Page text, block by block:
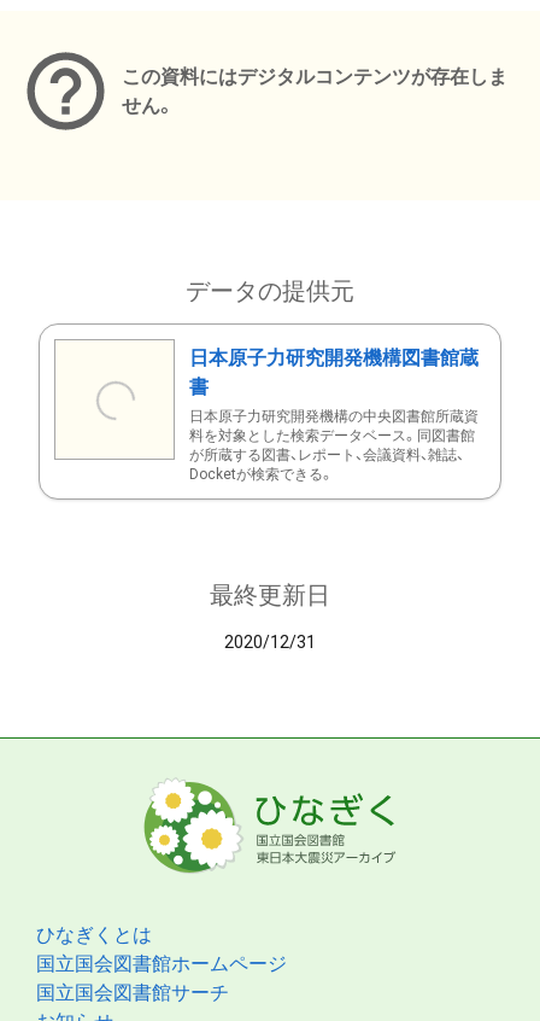
この資料にはデジタルコンテンツが存在しま
せん。
データの提供元
日本原子力研究開発機構図書館蔵
書
日本原子力研究開発機構の中央図書館所蔵資
料を対象とした検索データベース。同図書館
が所蔵する図書、レポート、会議資料、雑誌、
Docketが検索できる。
最終更新日
2020/12/31
ひなぎくとは
国立国会図書館ホームページ
国立国会図書館サーチ